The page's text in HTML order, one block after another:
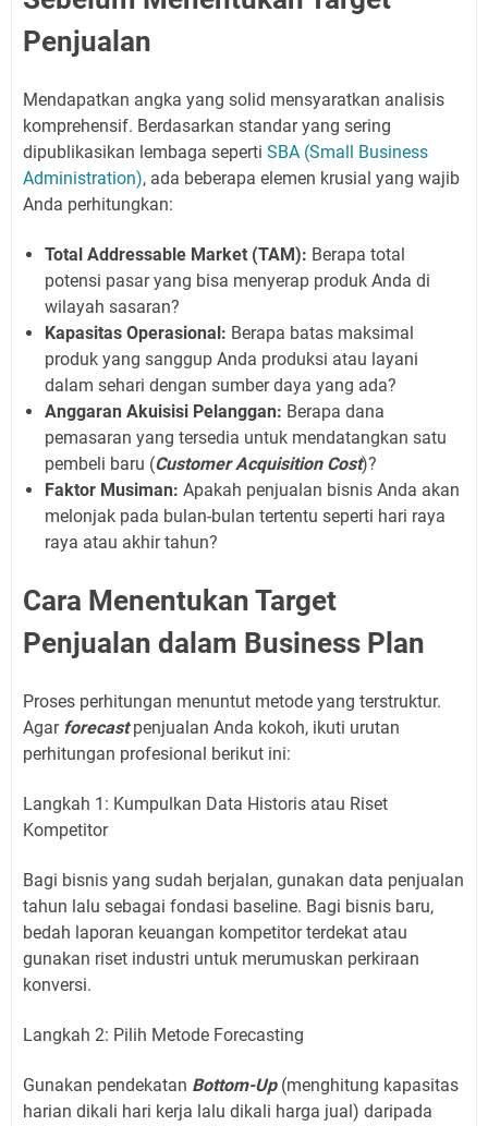
Penjualan
Mendapatkan angka yang solid mensyaratkan analisis
komprehensif. Berdasarkan standar yang sering
dipublikasikan lembaga seperti SBA (Small Business
Administration), ada beberapa elemen krusial yang wajib
Anda perhitungkan:
Total Addressable Market (TAM): Berapa total
potensi pasar yang bisa menyerap produk Anda di
wilayah sasaran?
Kapasitas Operasional: Berapa batas maksimal
produk yang sanggup Anda produksi atau layani
dalam sehari dengan sumber daya yang ada?
Anggaran Akuisisi Pelanggan: Berapa dana
pemasaran yang tersedia untuk mendatangkan satu
pembeli baru (Customer Acquisition Cost)?
Faktor Musiman: Apakah penjualan bisnis Anda akan
melonjak pada bulan-bulan tertentu seperti hari raya
raya atau akhir tahun?
Cara Menentukan Target
Penjualan dalam Business Plan
Proses perhitungan menuntut metode yang terstruktur.
Agar forecastpenjualan Anda kokoh, ikuti urutan
perhitungan profesional berikut ini:
Langkah 1: Kumpulkan Data Historis atau Riset
Kompetitor
Bagi bisnis yang sudah berjalan, gunakan data penjualan
tahun lalu sebagai fondasi baseline. Bagi bisnis baru,
bedah laporan keuangan kompetitor terdekat atau
gunakan riset industri untuk merumuskan perkiraan
konversi.
Langkah 2: Pilih Metode Forecasting
Gunakan pendekatan Bottom-Up(menghitung kapasitas
harian dikali hari kerja lalu dikali harga jual) daripada